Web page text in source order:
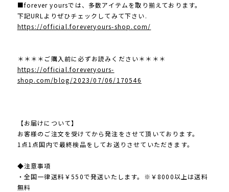
■forever yoursでは、多数アイテムを取り揃えております。
下記URLよりぜひチェックしてみて下さい.
https://official.foreveryours-shop.com/
＊＊＊＊ご購入前に必ずお読みください＊＊＊＊
https://official.foreveryours-
shop.com/blog/2023/07/06/170546
【お届けについて】
お客様のご注文を受けてから発注をさせて頂いております。
1点1点国内で最終検品をしてお送りさせていただきます。
◆注意事項
・全国一律送料￥550で発送いたします。※￥8000以上は送料
無料